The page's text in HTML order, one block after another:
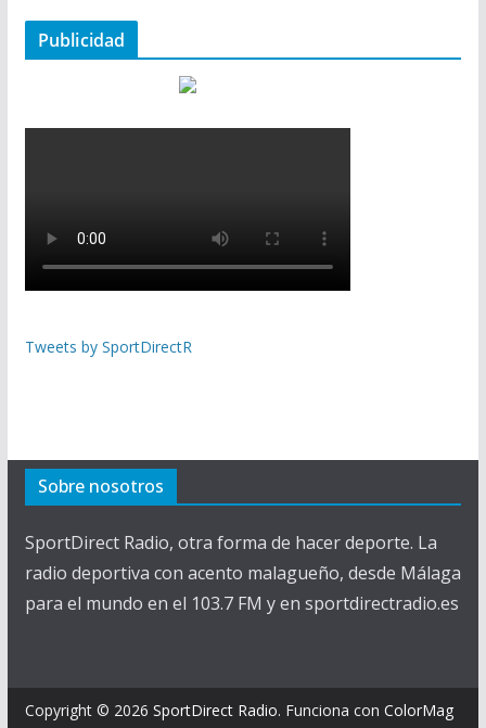
Publicidad
Tweets by SportDirectR
Sobre nosotros
SportDirect Radio, otra forma de hacer deporte. La
radio deportiva con acento malagueño, desde Málaga
para el mundo en el 103.7 FM y en sportdirectradio.es
Copyright © 2026 SportDirect Radio. Funciona con ColorMag